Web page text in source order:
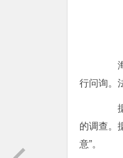
海
行问询。
据
的调查。
意”。